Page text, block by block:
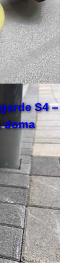
S4 –
doma